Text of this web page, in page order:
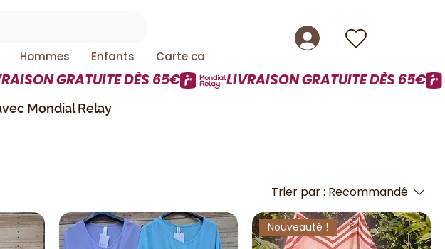
Hommes Enfants Carte cadeau
Mondial Relay
Trier par : Recommandé
Nouveauté !